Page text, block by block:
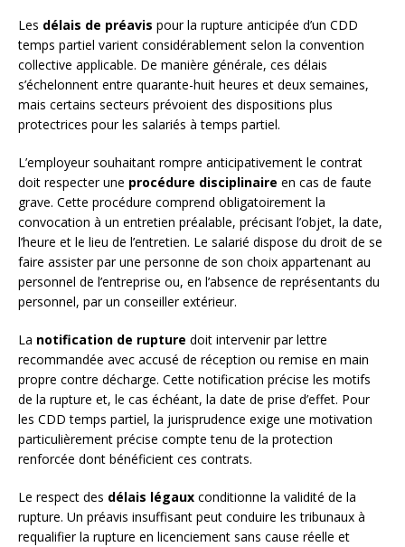
Les délais de préavis pour la rupture anticipée d’un CDD
temps partiel varient considérablement selon la convention
collective applicable. De manière générale, ces délais
s’échelonnent entre quarante-huit heures et deux semaines,
mais certains secteurs prévoient des dispositions plus
protectrices pour les salariés à temps partiel.
L’employeur souhaitant rompre anticipativement le contrat
doit respecter une procédure disciplinaire en cas de faute
grave. Cette procédure comprend obligatoirement la
convocation à un entretien préalable, précisant l’objet, la date,
l’heure et le lieu de l’entretien. Le salarié dispose du droit de se
faire assister par une personne de son choix appartenant au
personnel de l’entreprise ou, en l’absence de représentants du
personnel, par un conseiller extérieur.
La notification de rupture doit intervenir par lettre
recommandée avec accusé de réception ou remise en main
propre contre décharge. Cette notification précise les motifs
de la rupture et, le cas échéant, la date de prise d’effet. Pour
les CDD temps partiel, la jurisprudence exige une motivation
particulièrement précise compte tenu de la protection
renforcée dont bénéficient ces contrats.
Le respect des délais légaux conditionne la validité de la
rupture. Un préavis insuffisant peut conduire les tribunaux à
requalifier la rupture en licenciement sans cause réelle et